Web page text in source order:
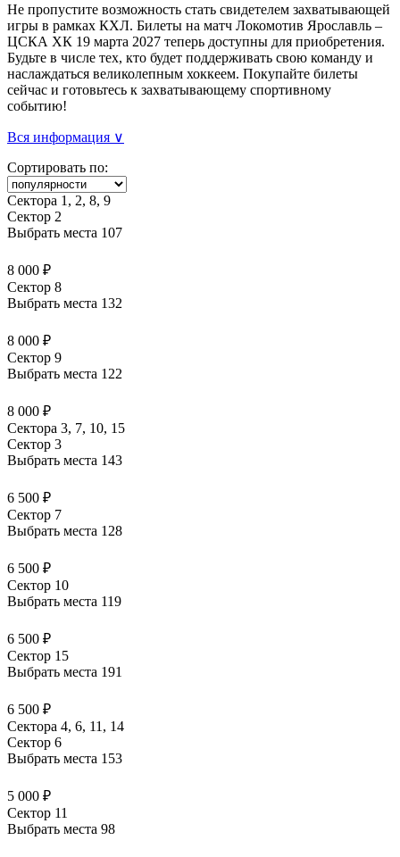
Не пропустите возможность стать свидетелем захватывающей
игры в рамках КХЛ. Билеты на матч Локомотив Ярославль –
ЦСКА ХК 19 марта 2027 теперь доступны для приобретения.
Будьте в числе тех, кто будет поддерживать свою команду и
наслаждаться великолепным хоккеем. Покупайте билеты
сейчас и готовьтесь к захватывающему спортивному
событию!
Вся информация ∨
Сортировать по:
Сектора 1, 2, 8, 9
Сектор 2
Выбрать места 107
8 000 ₽
Сектор 8
Выбрать места 132
8 000 ₽
Сектор 9
Выбрать места 122
8 000 ₽
Сектора 3, 7, 10, 15
Сектор 3
Выбрать места 143
6 500 ₽
Сектор 7
Выбрать места 128
6 500 ₽
Сектор 10
Выбрать места 119
6 500 ₽
Сектор 15
Выбрать места 191
6 500 ₽
Сектора 4, 6, 11, 14
Сектор 6
Выбрать места 153
5 000 ₽
Сектор 11
Выбрать места 98